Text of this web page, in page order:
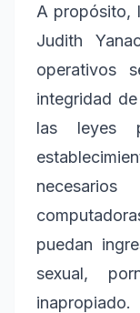
A propósito,
Judith
operativos
integridad
las leyes
puedan
sexual,
inapropiado.